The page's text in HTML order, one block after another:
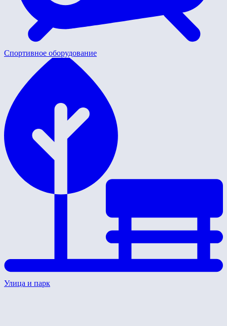
Спортивное оборудование
Улица и парк